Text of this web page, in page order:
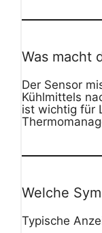
Was macht
Der Sensor
Kühlmittels
ist wichtig für
Welche
Typische